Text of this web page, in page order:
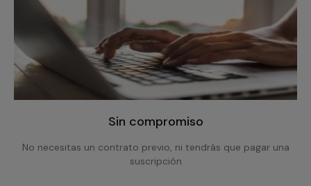
Sin compromiso
No necesitas un contrato previo, ni tendrás que pagar una
suscripción